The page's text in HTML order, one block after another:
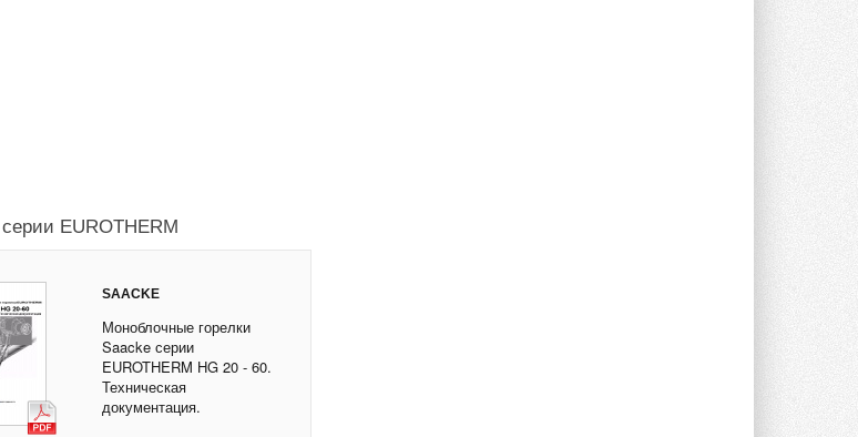
EUROTHERM
SAACKE
Моноблочные горелки
Saacke серии
EUROTHERM HG 20 - 60.
Техническая
документация.